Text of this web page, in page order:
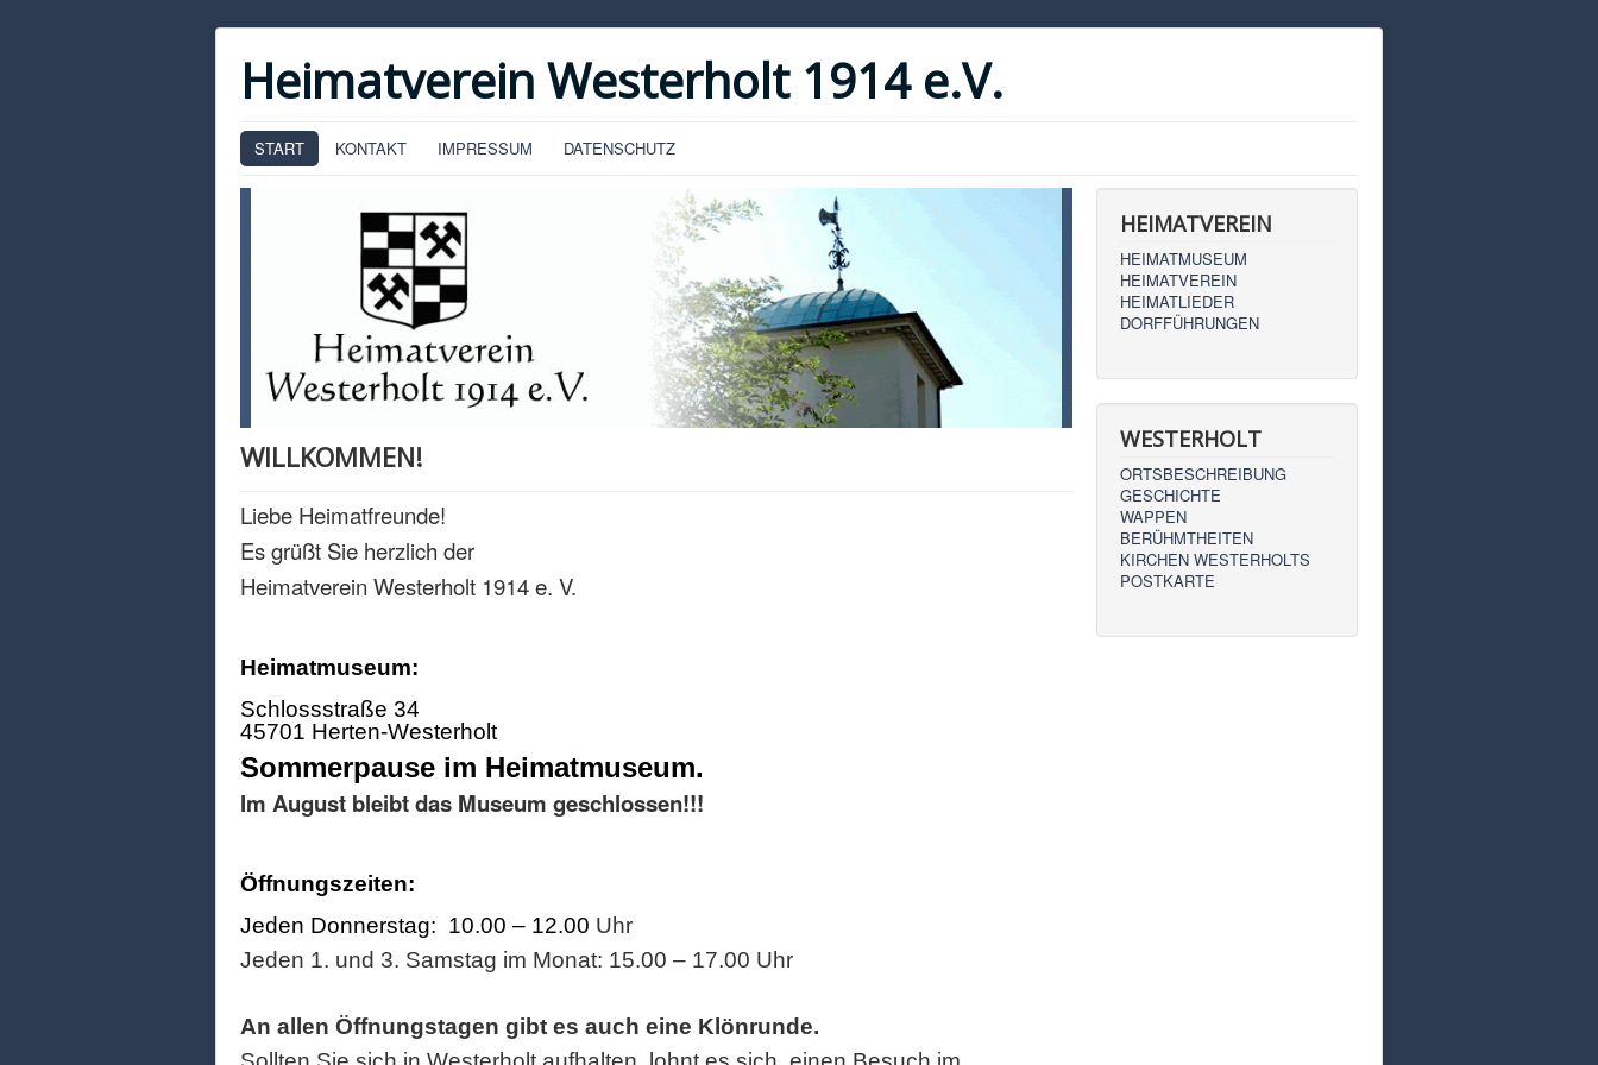
Heimatverein Westerholt 1914 e.V.
START KONTAKT IMPRESSUM DATENSCHUTZ
WILLKOMMEN!
Liebe Heimatfreunde!
Es grüßt Sie herzlich der
Heimatverein Westerholt 1914 e. V.
Heimatmuseum:
Schlossstraße 34
45701 Herten-Westerholt
Sommerpause im Heimatmuseum.
Im August bleibt das Museum geschlossen!!!
Öffnungszeiten:
Jeden Donnerstag: 10.00 – 12.00 Uhr
Jeden 1. und 3. Samstag im Monat: 15.00 – 17.00 Uhr
An allen Öffnungstagen gibt es auch eine Klönrunde.
HEIMATVEREIN
HEIMATMUSEUM
HEIMATVEREIN
HEIMATLIEDER
DORFFÜHRUNGEN
WESTERHOLT
ORTSBESCHREIBUNG
GESCHICHTE
WAPPEN
BERÜHMTHEITEN
KIRCHEN WESTERHOLTS
POSTKARTE